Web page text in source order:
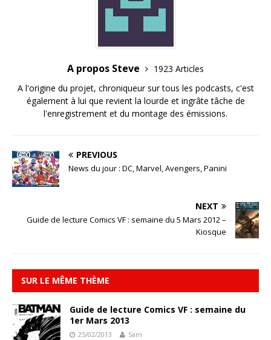
A propos Steve
1923 Articles
A l'origine du projet, chroniqueur sur tous les podcasts, c'est
également à lui que revient la lourde et ingrâte tâche de
l'enregistrement et du montage des émissions.
PREVIOUS
News du jour : DC, Marvel, Avengers, Panini
NEXT
Guide de lecture Comics VF : semaine du 5 Mars 2012 –
Kiosque
SUR LE MÊME THÈME
Guide de lecture Comics VF : semaine du
1er Mars 2013
25/02/2013 Sam